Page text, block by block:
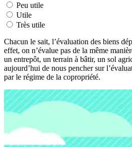
Peu utile
Utile
Très utile
Chacun le sait, l’évaluation des biens
effet, on n’évalue pas de la même
un entrepôt, un terrain à bâtir, un sol
aujourd’hui de nous pencher sur
par le régime de la copropriété.